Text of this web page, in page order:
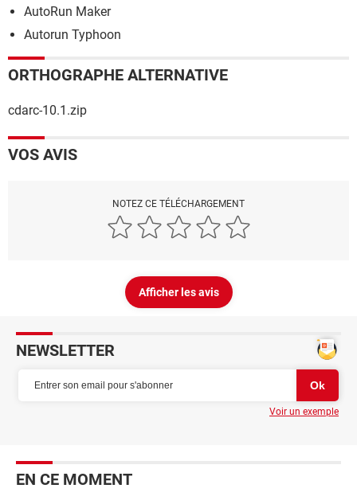
AutoRun Maker
Autorun Typhoon
ORTHOGRAPHE ALTERNATIVE
cdarc-10.1.zip
VOS AVIS
NOTEZ CE TÉLÉCHARGEMENT
Afficher les avis
NEWSLETTER
Voir un exemple
EN CE MOMENT